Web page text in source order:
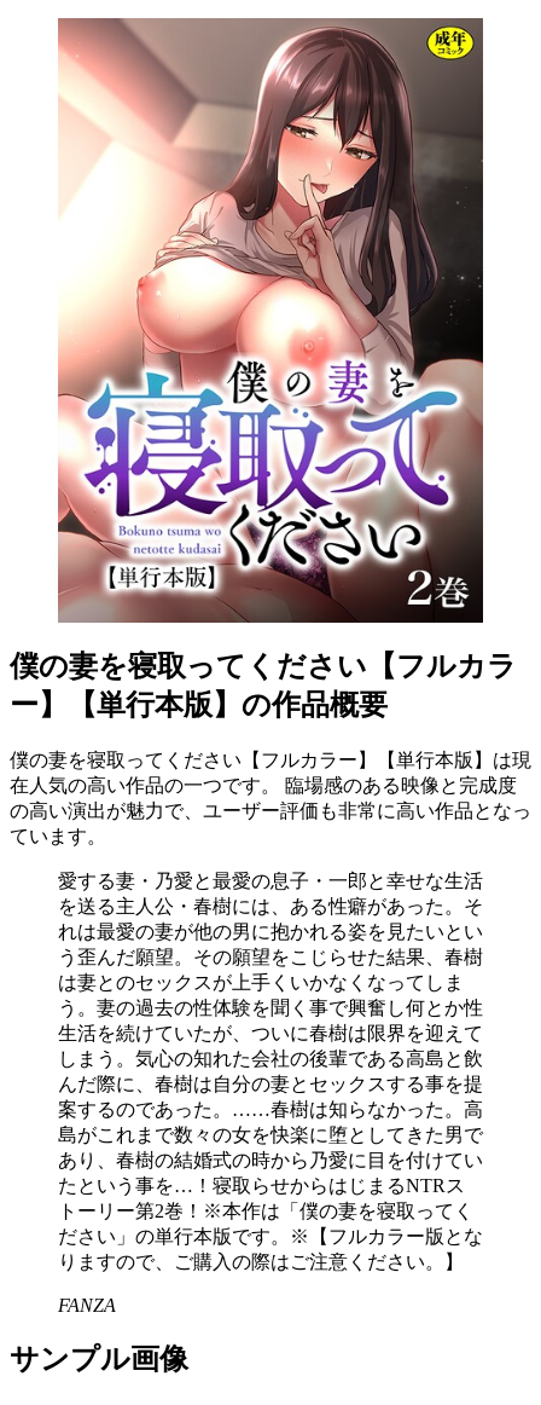
僕の妻を寝取ってください【フルカラ
ー】【単行本版】の作品概要
僕の妻を寝取ってください【フルカラー】【単行本版】は現
在人気の高い作品の一つです。 臨場感のある映像と完成度
の高い演出が魅力で、ユーザー評価も非常に高い作品となっ
ています。
愛する妻・乃愛と最愛の息子・一郎と幸せな生活
を送る主人公・春樹には、ある性癖があった。そ
れは最愛の妻が他の男に抱かれる姿を見たいとい
う歪んだ願望。その願望をこじらせた結果、春樹
は妻とのセックスが上手くいかなくなってしま
う。妻の過去の性体験を聞く事で興奮し何とか性
生活を続けていたが、ついに春樹は限界を迎えて
しまう。気心の知れた会社の後輩である高島と飲
んだ際に、春樹は自分の妻とセックスする事を提
案するのであった。……春樹は知らなかった。高
島がこれまで数々の女を快楽に堕としてきた男で
あり、春樹の結婚式の時から乃愛に目を付けてい
たという事を…！寝取らせからはじまるNTRス
トーリー第2巻！※本作は「僕の妻を寝取ってく
ださい」の単行本版です。※【フルカラー版とな
りますので、ご購入の際はご注意ください。】
FANZA
サンプル画像